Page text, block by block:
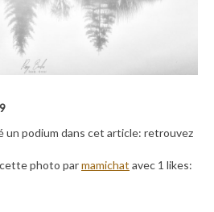
un podium dans cet article: retrouvez
photo parmamichat avec 1 likes: